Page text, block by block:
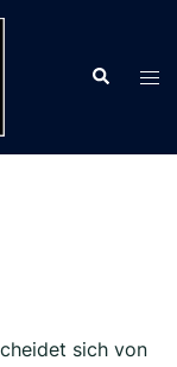
Search
sich von